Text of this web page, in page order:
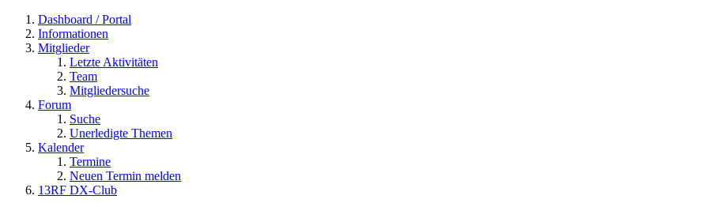
Dashboard / Portal
Informationen
Mitglieder
Letzte Aktivitäten
Team
Mitgliedersuche
Forum
Suche
Unerledigte Themen
Kalender
Termine
Neuen Termin melden
13RF DX-Club